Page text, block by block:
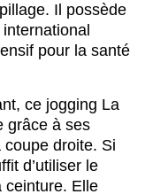
Il possède
pour la santé
ce jogging La
grâce à ses
droite. Si
d’utiliser le
ceinture. Elle